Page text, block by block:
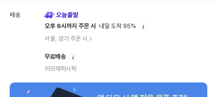
배송
오후 6시까지 주문 시
내일 도착 95%
서울, 경기 주문 시
무료배송
아모레퍼시픽